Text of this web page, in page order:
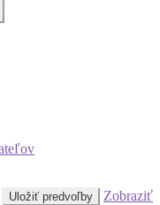
Uložiť predvoľby
Zobraziť